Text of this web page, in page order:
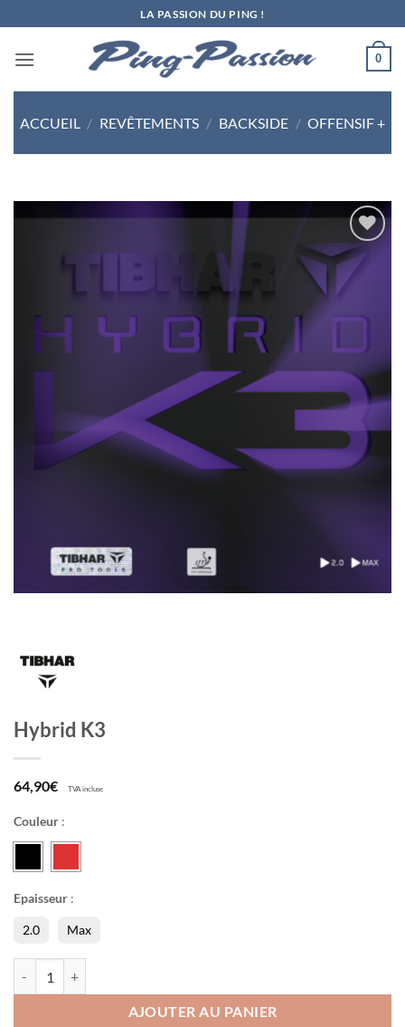
au
contenu
LA PASSION DU PING !
0
ACCUEIL / REVÊTEMENTS / BACKSIDE / OFFENSIF +
Ajouter
aux
souhaits
Hybrid K3
64,90€ TVA incluse
Couleur :
Epaisseur :
2.0 Max
AJOUTER AU PANIER